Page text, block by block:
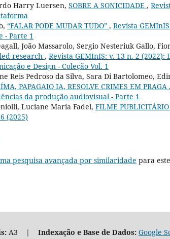
Harry Luersen, SOBRE A SONICIDADE ,
“FALAR PODE MUDAR TUDO” , Revista
- Parte 1
João Massarolo, Sergio Nesteriuk Gallo,
research , Revista GEMInIS: v. 13 n. 2 (2022):
e Design - Coleção Vol. 1
Reis Pedroso da Silva, Sara Di Bartolomeo,
PAPAGAIO IA, RESOLVE CRIMES EM PRAGA ,
da produção audiovisual - Parte 1
Luciane Maria Fadel, FILME
(2025)
pesquisa avançada por similaridade para
A3 | Indexação e Base de Dados: Google